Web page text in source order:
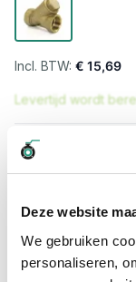
Deze website
We gebruiken
personaliseren,
€ 15,69
Levertijd wordt
15.000
Snel naar